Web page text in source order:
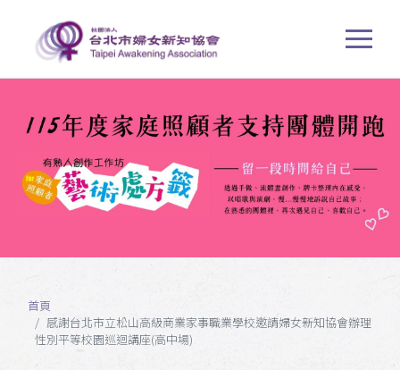
首頁
感謝台北市立松山高級商業家事職業學校邀請婦女新知協會辦理
性別平等校園巡迴講座(高中場)